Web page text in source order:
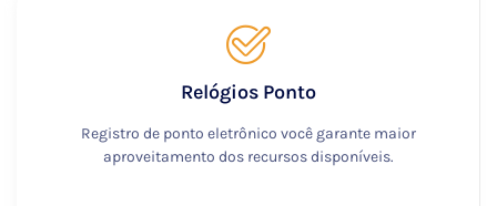
Relógios Ponto
Registro de ponto eletrônico você garante maior
aproveitamento dos recursos disponíveis.